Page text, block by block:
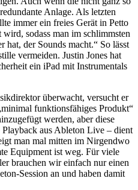
Anlage. Als letzten
immer ein freies Gerät in Petto
sodass man im schlimmsten
hat, der Sounds macht.“ So lässt
vermeiden. Justin Jones hat
ein iPad mit Instrumentals
überwacht, versucht er
funktionsfähiges Produkt“
werden, aber diese
Playback aus Ableton Live – dient
man mal mitten im Nirgendwo
Equipment ist weg. Für viele
brauchen wir einfach nur einen
Session an und haben damit